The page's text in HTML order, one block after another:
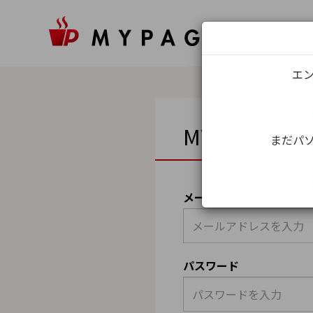
MYPAGEロ
メールアドレス（ユーザ
パスワード
エ
まだパ